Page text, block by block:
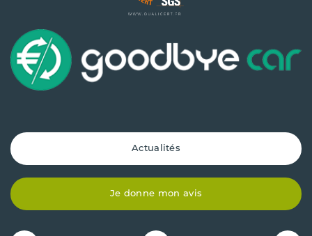
Actualités
Je donne mon avis